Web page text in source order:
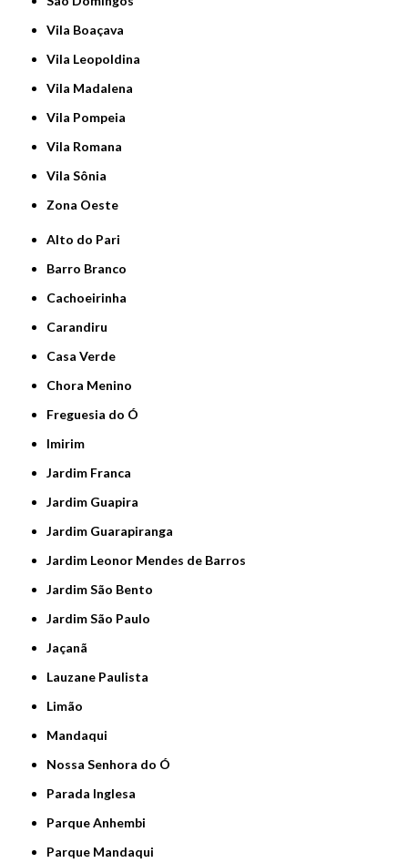
Vila Boaçava
Vila Leopoldina
Vila Madalena
Vila Pompeia
Vila Romana
Vila Sônia
Zona Oeste
Alto do Pari
Barro Branco
Cachoeirinha
Carandiru
Casa Verde
Chora Menino
Freguesia do Ó
Imirim
Jardim Franca
Jardim Guapira
Jardim Guarapiranga
Jardim Leonor Mendes de Barros
Jardim São Bento
Jardim São Paulo
Jaçanã
Lauzane Paulista
Limão
Mandaqui
Nossa Senhora do Ó
Parada Inglesa
Parque Anhembi
Parque Mandaqui